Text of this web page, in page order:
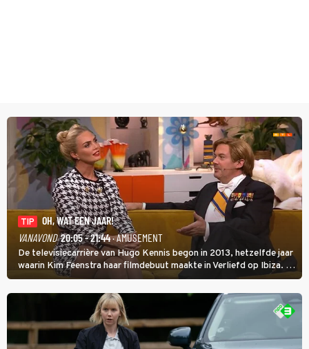
TIP
OH, WAT EEN JAAR!
VANAVOND 20:05 - 21:44· AMUSEMENT
De televisiecarrière van Hugo Kennis begon in 2013, hetzelfde jaar
waarin Kim Feenstra haar filmdebuut maakte in Verliefd op Ibiza. In
Oh, Wat een Jaar! wordt duidelijk wat ze nog meer weten van het
jaar waarin ze allebei eindtwintigers waren.